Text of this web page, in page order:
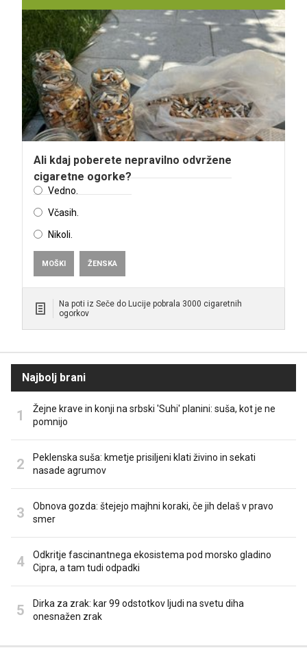
Ali kdaj poberete nepravilno odvržene
cigaretne ogorke?
Vedno.
Včasih.
Nikoli.
MOŠKI ŽENSKA
Na poti iz Seče do Lucije pobrala 3000 cigaretnih
ogorkov
Najbolj brani
Žejne krave in konji na srbski 'Suhi' planini: suša, kot je ne
pomnijo
Peklenska suša: kmetje prisiljeni klati živino in sekati
nasade agrumov
Obnova gozda: štejejo majhni koraki, če jih delaš v pravo
smer
Odkritje fascinantnega ekosistema pod morsko gladino
Cipra, a tam tudi odpadki
Dirka za zrak: kar 99 odstotkov ljudi na svetu diha
onesnažen zrak